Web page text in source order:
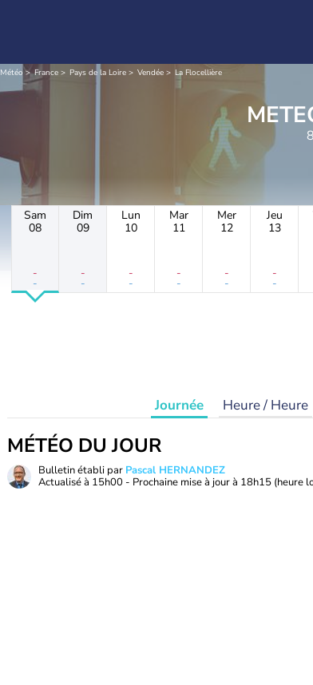
Météo France Pays de la Loire Vendée La Flocellière
Sam
08
-
-
Dim
09
-
-
Lun
10
-
-
Mar
11
-
-
Mer
12
-
-
Jeu
13
-
-
Journée Heure / Heure
MÉTÉO DU JOUR
Bulletin établi par Pascal HERNANDEZ
Actualisé à 15h00 - Prochaine mise à jour à 18h15 (heure